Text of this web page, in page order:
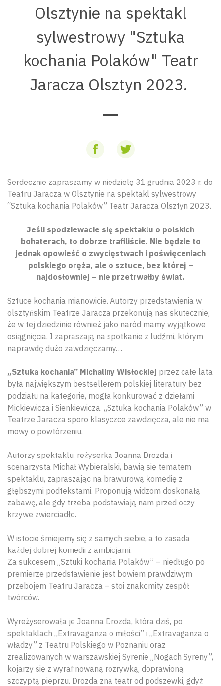
Olsztynie na spektakl
sylwestrowy "Sztuka
kochania Polaków" Teatr
Jaracza Olsztyn 2023.
Serdecznie zapraszamy w niedzielę 31 grudnia 2023 r. do
Teatru Jaracza w Olsztynie na spektakl sylwestrowy
“Sztuka kochania Polaków” Teatr Jaracza Olsztyn 2023.
Jeśli spodziewacie się spektaklu o polskich
bohaterach, to dobrze trafiliście. Nie będzie to
jednak opowieść o zwycięstwach i poświęceniach
polskiego oręża, ale o sztuce, bez której –
najdosłowniej – nie przetrwałby świat.
Sztuce kochania mianowicie. Autorzy przedstawienia w
olsztyńskim Teatrze Jaracza przekonują nas skutecznie,
że w tej dziedzinie również jako naród mamy wyjątkowe
osiągnięcia. I zapraszają na spotkanie z ludźmi, którym
naprawdę dużo zawdzięczamy…
„Sztuka kochania” Michaliny Wisłockiej przez całe lata
była największym bestsellerem polskiej literatury bez
podziału na kategorie, mogła konkurować z dziełami
Mickiewicza i Sienkiewicza. „Sztuka kochania Polaków” w
Teatrze Jaracza sporo klasyczce zawdzięcza, ale nie ma
mowy o powtórzeniu.
Autorzy spektaklu, reżyserka Joanna Drozda i
scenarzysta Michał Wybieralski, bawią się tematem
spektaklu, zapraszając na brawurową komedię z
głębszymi podtekstami. Proponują widzom doskonałą
zabawę, ale gdy trzeba podstawiają nam przed oczy
krzywe zwierciadło.
W istocie śmiejemy się z samych siebie, a to zasada
każdej dobrej komedii z ambicjami.
Za sukcesem „Sztuki kochania Polaków” – niedługo po
premierze przedstawienie jest bowiem prawdziwym
przebojem Teatru Jaracza – stoi znakomity zespół
twórców.
Wyreżyserowała je Joanna Drozda, która dziś, po
spektaklach „Extravaganza o miłości” i „Extravaganza o
władzy” z Teatru Polskiego w Poznaniu oraz
zrealizowanych w warszawskiej Syrenie „Nogach Syreny”,
kojarzy się z wyrafinowaną rozrywką, doprawioną
szczyptą pieprzu. Drozda zna teatr od podszewki, gdyż